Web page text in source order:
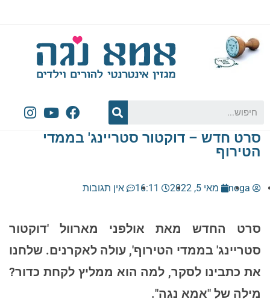
סרט חדש – דוקטור סטריינג' בממדי
הטירוף
noga מאי 5, 2022 16:11 אין תגובות
סרט החדש מאת אולפני מארוול 'דוקטור
סטריינג' בממדי הטירוף', עולה לאקרנים. שלחנו
את כתבינו לסקר, למה הוא ממליץ לקחת כדור?
מילה של "אמא נגה".